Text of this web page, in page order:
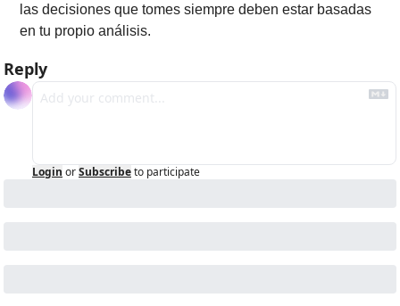
las decisiones que tomes siempre deben estar basadas
en tu propio análisis.
Reply
Login orSubscribeto participate